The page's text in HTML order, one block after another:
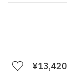
¥13,420